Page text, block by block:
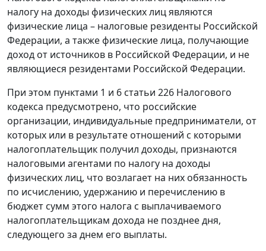
налогу на доходы физических лиц являются
физические лица – налоговые резиденты Российской
Федерации, а также физические лица, получающие
доход от источников в Российской Федерации, и не
являющиеся резидентами Российской Федерации.
При этом пунктами 1 и 6 статьи 226 Налогового
кодекса предусмотрено, что российские
организации, индивидуальные предприниматели, от
которых или в результате отношений с которыми
налогоплательщик получил доходы, признаются
налоговыми агентами по налогу на доходы
физических лиц, что возлагает на них обязанность
по исчислению, удержанию и перечислению в
бюджет сумм этого налога с выплачиваемого
налогоплательщикам дохода не позднее дня,
следующего за днем его выплаты.